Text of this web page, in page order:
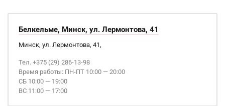
Белкельме, Минск, ул. Лермонтова, 41
Минск, ул. Лермонтова, 41,
Тел. +375 (29) 286-13-98
Время работы: ПН-ПТ 10:00 — 20:00
СБ 10:00 — 19:00
ВС 11:00 — 17:00